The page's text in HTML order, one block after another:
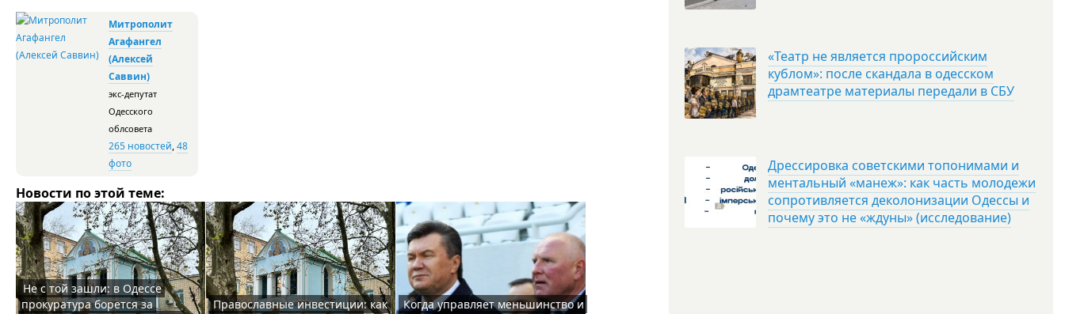
Митрополит
Агафангел
(Алексей
Саввин)
экс-депутат
Одесского
облсовета
265 новостей,48
фото
Новости по этой теме:
Не с той зашли: в Одессе
прокуратура борется за
Православные инвестиции: как
Когда управляет меньшинство и
«Театр не является пророссийским
кублом»: после скандала в одесском
драмтеатре материалы передали в СБУ
Дрессировка советскими топонимами и
ментальный «манеж»: как часть молодежи
сопротивляется деколонизации Одессы и
почему это не «ждуны» (исследование)